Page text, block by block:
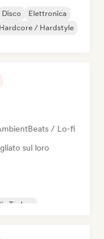
Disco
Elettronica
/ Hardstyle
Beats / Lo-fi
sul loro
Techno